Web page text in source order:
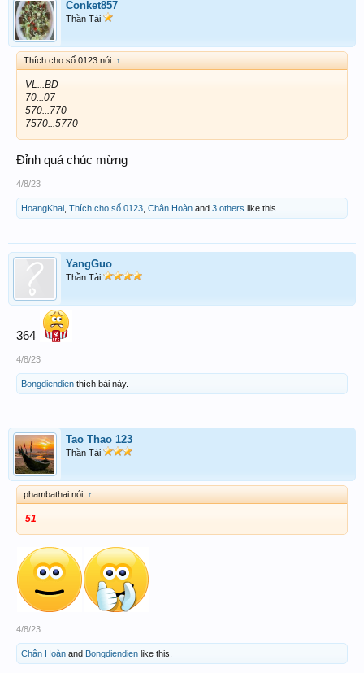
Conket857
Thần Tài
Thích cho số 0123 nói: ↑
VL...BD
70...07
570...770
7570...5770
Đỉnh quá chúc mừng
4/8/23
HoangKhai Thích cho số 0123 Chân Hoàn and 3 others like this.
YangGuo
Thần Tài
364
4/8/23
Bongdiendien thích bài này.
Tao Thao 123
Thần Tài
phambathai nói: ↑
51
4/8/23
Chân Hoàn and Bongdiendien like this.